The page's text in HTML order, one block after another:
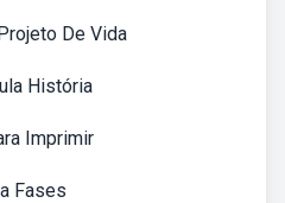
De Vida
História
Imprimir
Fases